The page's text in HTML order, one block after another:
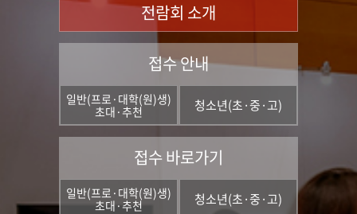
전람회 소개
접수 안내
일반(프로·대학(원)생)
초대·추천
청소년(초·중·고)
접수 바로가기
일반(프로·대학(원)생)
초대·추천
청소년(초·중·고)